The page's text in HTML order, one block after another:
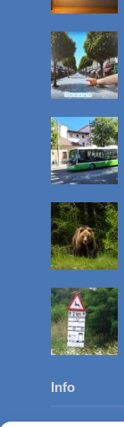
Info